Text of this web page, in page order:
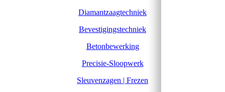
Diamantzaagtechniek
Bevestigingstechniek
Betonbewerking
Precisie-Sloopwerk
Sleuvenzagen | Frezen